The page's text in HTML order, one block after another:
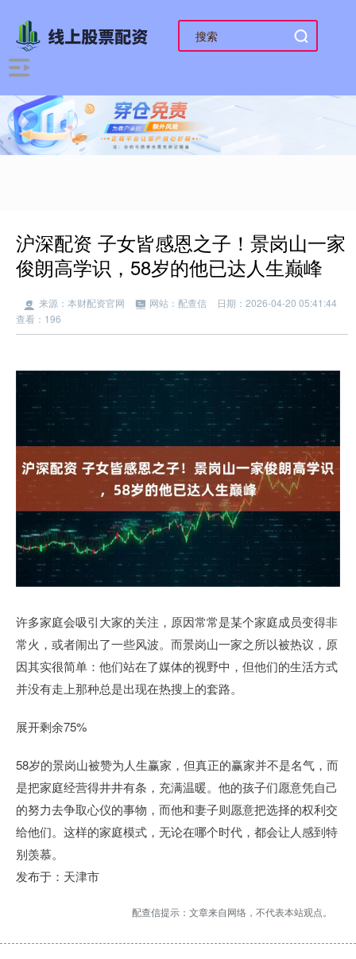
沪深配资 子女皆感恩之子！景岗山一家
俊朗高学识，58岁的他已达人生巅峰
来源：本财配资官网 网站：配查信
日期：2026-04-20 05:41:44
查看：196
许多家庭会吸引大家的关注，原因常常是某个家庭成员变得非
常火，或者闹出了一些风波。而景岗山一家之所以被热议，原
因其实很简单：他们站在了媒体的视野中，但他们的生活方式
并没有走上那种总是出现在热搜上的套路。
展开剩余75%
58岁的景岗山被赞为人生赢家，但真正的赢家并不是名气，而
是把家庭经营得井井有条，充满温暖。他的孩子们愿意凭自己
的努力去争取心仪的事物，而他和妻子则愿意把选择的权利交
给他们。这样的家庭模式，无论在哪个时代，都会让人感到特
别羡慕。
发布于：天津市
配查信提示：文章来自网络，不代表本站观点。